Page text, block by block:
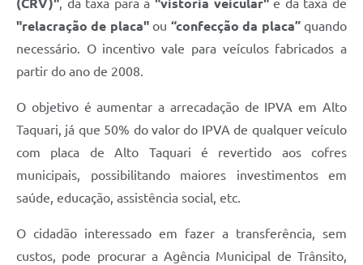
(CRV)", da taxa para a "vistoria veicular"e da taxa de
"relacração de placa"ou “confecção da placa”quando
necessário. O incentivo vale para veículos fabricados a
partir do ano de 2008.
O objetivo é aumentar a arrecadação de IPVA em Alto
Taquari, já que 50% do valor do IPVA de qualquer veículo
com placa de Alto Taquari é revertido aos cofres
municipais, possibilitando maiores investimentos em
saúde, educação, assistência social, etc.
O cidadão interessado em fazer a transferência, sem
custos, pode procurar a Agência Municipal de Trânsito,